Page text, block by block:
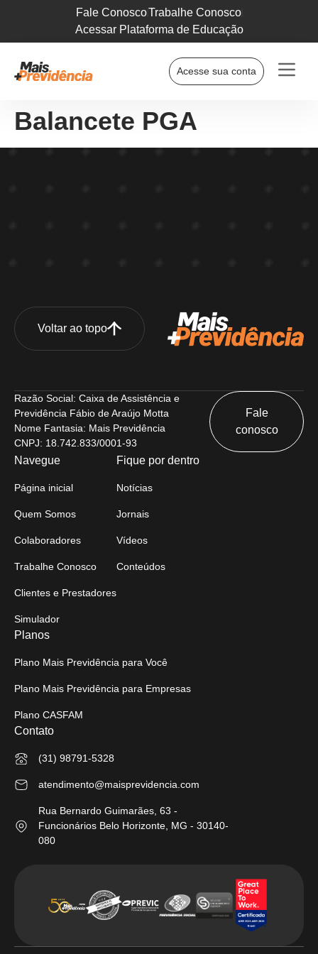
Fale ConoscoTrabalhe Conosco
Acessar Plataforma de Educação
Acesse sua conta
Balancete PGA
Voltar ao topo
Razão Social: Caixa de Assistência e
Previdência Fábio de Araújo Motta
Nome Fantasia: Mais Previdência
CNPJ: 18.742.833/0001-93
Fale
conosco
Navegue
Página inicial
Quem Somos
Colaboradores
Trabalhe Conosco
Clientes e Prestadores
Simulador
Fique por dentro
Notícias
Jornais
Vídeos
Conteúdos
Planos
Plano Mais Previdência para Você
Plano Mais Previdência para Empresas
Plano CASFAM
Contato
(31) 98791-5328
atendimento@maisprevidencia.com
Rua Bernardo Guimarães, 63 -
Funcionários Belo Horizonte, MG - 30140-
080